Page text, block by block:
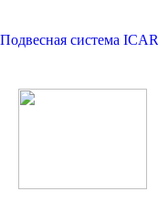
Подвесная система